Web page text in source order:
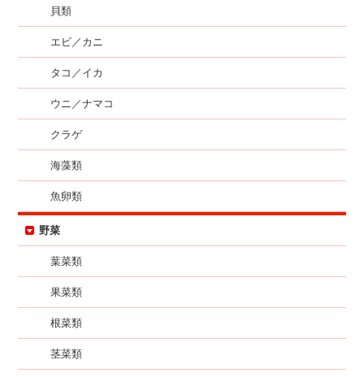
貝類
エビ／カニ
タコ／イカ
ウニ／ナマコ
クラゲ
海藻類
魚卵類
野菜
葉菜類
果菜類
根菜類
茎菜類